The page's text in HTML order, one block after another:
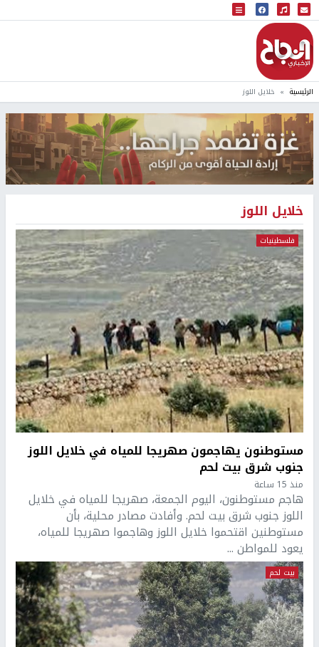
البث المباشر
إذاعة النجاح
الرئيسية خلايل اللوز
خلايل اللوز
فلسطينيات
مستوطنون يهاجمون صهريجا للمياه في خلايل اللوز
جنوب شرق بيت لحم
منذ 15 ساعة
هاجم مستوطنون، اليوم الجمعة، صهريجا للمياه في خلايل
اللوز جنوب شرق بيت لحم. وأفادت مصادر محلية، بأن
مستوطنين اقتحموا خلايل اللوز وهاجموا صهريجا للمياه،
يعود للمواطن ...
بيت لحم